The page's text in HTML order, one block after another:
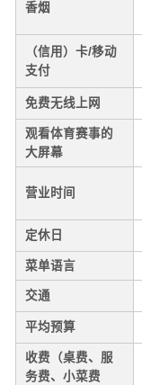
香烟
（信用）卡/移动
支付
免费无线上网
观看体育赛事的
大屏幕
营业时间
定休日
菜单语言
交通
平均预算
收费（桌费、服
务费、小菜费